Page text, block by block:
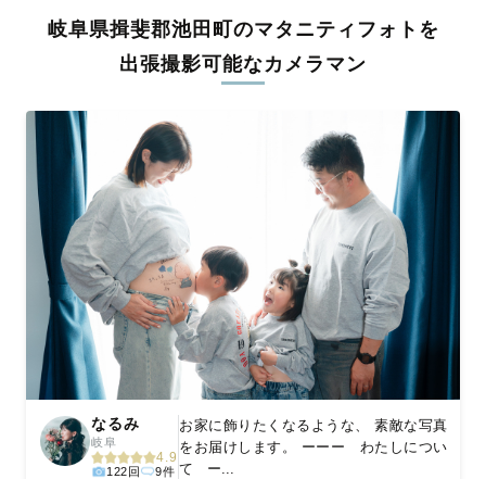
料金は全国どこでも一律。わかりやすく安心の価格設定です。オ
リジナルの研修と厳正な審査に合格し、撮影技術やホスピタリテ
ィを身につけたプロのカメラマンが全国47都道府県に在籍してい
験をお届けします。
丁寧なレタッチで思い出を美しく仕上げます
撮影後は、独自の編集技術で写真の明るさや色合いを丁寧に調
整。自然な雰囲気を残しつつも、おしゃれで洗練された仕上がり
に。きっと「こんな写真を撮ってほしかった！」と思える一枚に
出会えます。まずは、ラブグラフの
撮影事例をご覧ください。
岐阜県揖斐郡池田町のマタニティフォトを
出張撮影可能なカメラマン
なるみ
岐阜
4.9
122回 9件
お家に飾りたくなるような、 素敵な写真
をお届けします。 ーーー わたしについ
て ー...